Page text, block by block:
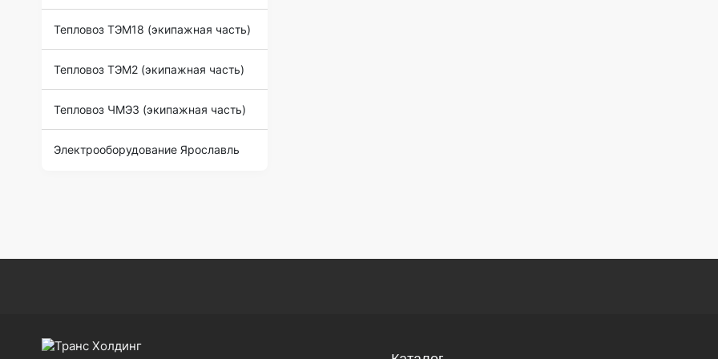
Тепловоз ТЭМ18 (экипажная часть)
Тепловоз ТЭМ2 (экипажная часть)
Тепловоз ЧМЭ3 (экипажная часть)
Электрооборудование Ярославль